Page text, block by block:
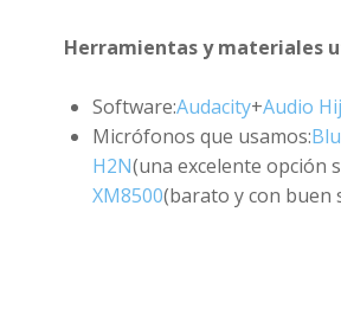
Herramientas y materiales
Software:Audacity+Audio
Micrófonos que usamos:
H2N(una excelente opción
XM8500(barato y con buen